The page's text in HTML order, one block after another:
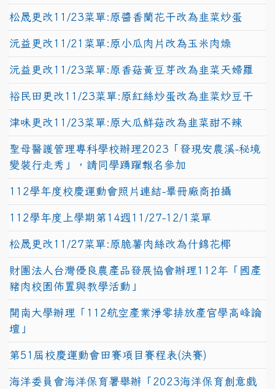
松晟更改11/23菜單:原醬香蘭花干改為韭菜炒蛋
沅益更改11/21菜單:原小瓜肉片改為玉米肉燥
沅益更改11/23菜單:原香菇黃豆芽改為韭菜天婦羅
裕民田更改11/23菜單:原紅絲炒蛋改為韭菜炒豆干
津味更改11/23菜單:原大瓜鮮菇改為韭菜甜不辣
聖母醫護管理專科學校辦理2023「發現安農溪-秘境
變裝行走秀」，請同學踴躍報名參加
112學年度校慶運動會照片連結-畢冊廠商拍攝
112學年度上學期第14週11/27-12/1菜單
松晟更改11/27菜單:原脆薯肉絲改為什錦花椰
財團法人台灣優良農產品發展協會辦理112年「國產
豬肉校園佈置與教學活動」
開南大學辦理「112航空產業淨零排放產官學高峰論
壇」
第51屆校慶運動會田賽項目賽程表(決賽)
海洋委員會海洋保育署舉辦「2023海洋保育創意戲